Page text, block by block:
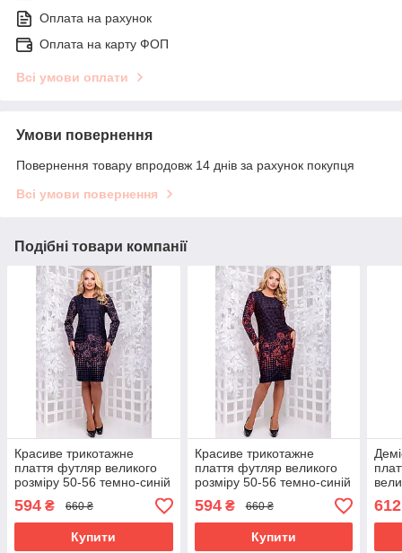
Оплата на рахунок
Оплата на карту ФОП
Всі умови оплати
Умови повернення
Повернення товару впродовж 14 днів за рахунок покупця
Всі умови повернення
Подібні товари компанії
Красиве трикотажне
плаття футляр великого
розміру 50-56 темно-синій
з кавовим
594 ₴ 660 ₴
Купити
Красиве трикотажне
плаття футляр великого
розміру 50-56 темно-синій
з червоним
594₴ 660 ₴
Купити
612